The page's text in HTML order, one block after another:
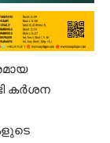
കർശന